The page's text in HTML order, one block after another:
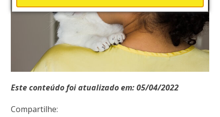
Este conteúdo foi atualizado em: 05/04/2022
Compartilhe: